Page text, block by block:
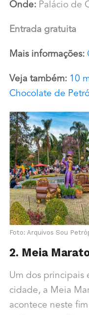
Onde:Palácio de
Entrada gratuita
Mais informações:
Veja também: 10
Chocolate de
Foto: Arquivos Sou
2. Meia
Um dos principais
cidade, a Meia
acontece neste